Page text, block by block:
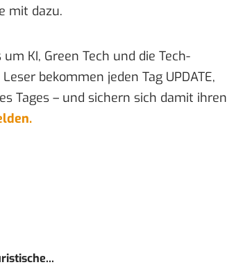
mit dazu.
um KI, Green Tech und die Tech-
bekommen jeden Tag UPDATE,
Tages – und sichern sich damit ihren